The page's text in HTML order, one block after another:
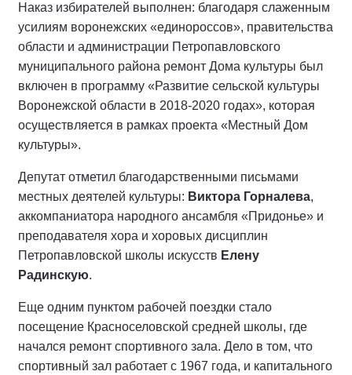
Наказ избирателей выполнен: благодаря слаженным
усилиям воронежских «единороссов», правительства
области и администрации Петропавловского
муниципального района ремонт Дома культуры был
включен в программу «Развитие сельской культуры
Воронежской области в 2018-2020 годах», которая
осуществляется в рамках проекта «Местный Дом
культуры».
Депутат отметил благодарственными письмами
местных деятелей культуры: Виктора Горналева,
аккомпаниатора народного ансамбля «Придонье» и
преподавателя хора и хоровых дисциплин
Петропавловской школы искусств Елену
Радинскую.
Еще одним пунктом рабочей поездки стало
посещение Красноселовской средней школы, где
начался ремонт спортивного зала. Дело в том, что
спортивный зал работает с 1967 года, и капитального